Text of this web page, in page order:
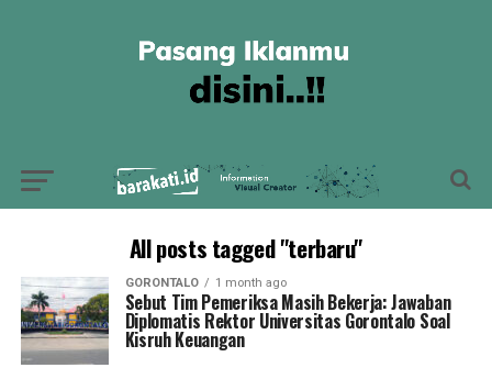
All posts tagged "terbaru"
GORONTALO 1 month ago
Sebut Tim Pemeriksa Masih Bekerja: Jawaban
Diplomatis Rektor Universitas Gorontalo Soal
Kisruh Keuangan